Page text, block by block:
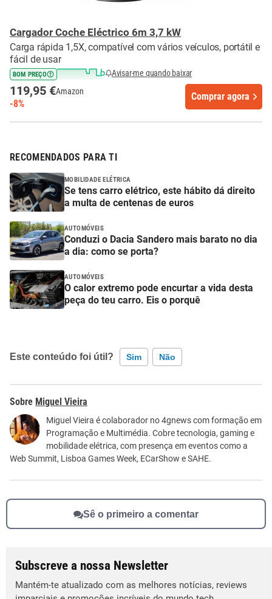
Cargador Coche Eléctrico 6m 3,7 kW
Carga rápida 1,5X, compatível com vários veículos, portátil e
fácil de usar
BOM PREÇO Avisar-me quando baixar
119,95 €Amazon
-8%
Comprar agora
RECOMENDADOS PARA TI
MOBILIDADE ELÉTRICA
Se tens carro elétrico, este hábito dá direito
a multa de centenas de euros
AUTOMÓVEIS
Conduzi o Dacia Sandero mais barato no dia
a dia: como se porta?
AUTOMÓVEIS
O calor extremo pode encurtar a vida desta
peça do teu carro. Eis o porquê
Este conteúdo foi útil? Sim Não
Este conteúdo contém informação incorreta
Este conteúdo não tem a informação que procuro
Outro
Miguel Vieira
Miguel Vieira é colaborador no 4gnews com formação em
Programação e Multimédia. Cobre tecnologia, gaming e
mobilidade elétrica, com presença em eventos como a
Web Summit, Lisboa Games Week, ECarShow e SAHE.
Sê o primeiro a comentar
Subscreve a nossa Newsletter
Mantém-te atualizado com as melhores notícias, reviews